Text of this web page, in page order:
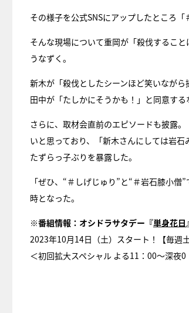
その様子を公式SNSにアップしたところ
そんな現場について重岡が「殺伐するこ
うなずく。
新木が「殺伐としたシーンほど笑いなが
田中が「たしかにそうかも！」と同意する
さらに、取材会直前のエピソードも披露
いと思っており、「新木さんにしては岩
たずらっ子ぶりを暴露した。
「ぜひ、“＃しげじゅり”と“＃岩石膝小
時となった。
※番組情報：オシドラサタデー『単身花日』
2023年10月14日（土）スタート！【毎週
＜初回拡大スペシャル よる11：00～深夜0